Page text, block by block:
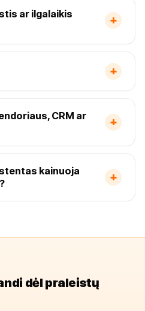
ar ilgalaikis
+
+
CRM ar
+
kainuoja
+
dėl praleistų